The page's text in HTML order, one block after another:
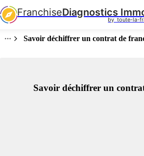
FranchiseDiagnostics
by  toute-la-
Savoir déchiffrer un contrat de
Savoir déchiffrer un